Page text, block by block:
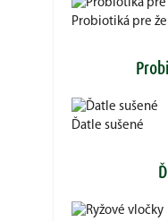
Probiotiká pre
Ďatle sušené